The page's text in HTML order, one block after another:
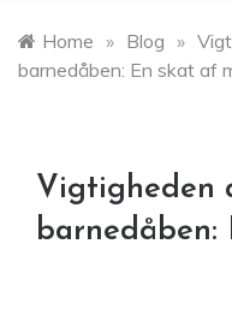
Home » Blog »
barnedåben: En skat af
Vigtigheden
barnedåben: